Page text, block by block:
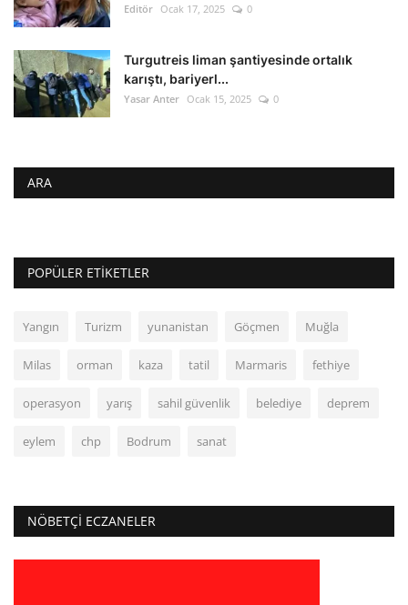
Editör Ocak 17, 2025 0
Turgutreis liman şantiyesinde ortalık
karıştı, bariyerl...
Yasar Anter Ocak 15, 2025 0
ARA
POPÜLER ETIKETLER
Yangın Turizm yunanistan Göçmen Muğla
Milas orman kaza tatil Marmaris fethiye
operasyon yarış sahil güvenlik belediye deprem
eylem chp Bodrum sanat
NÖBETÇI ECZANELER